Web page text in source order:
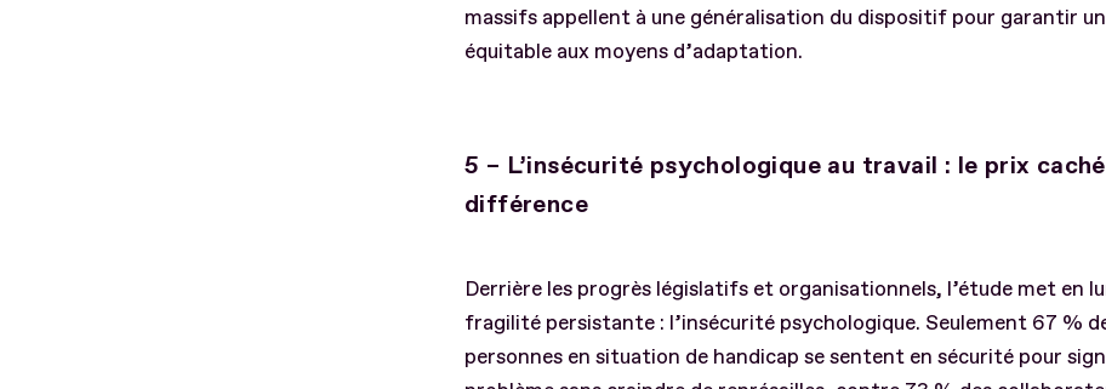
massifs appellent à une généralisation du dispositif pour garantir
équitable aux moyens d’adaptation.
5 – L’insécurité psychologique au travail : le prix
différence
Derrière les progrès législatifs et organisationnels, l’étude met en
fragilité persistante : l’insécurité psychologique. Seulement 67 %
personnes en situation de handicap se sentent en sécurité pour